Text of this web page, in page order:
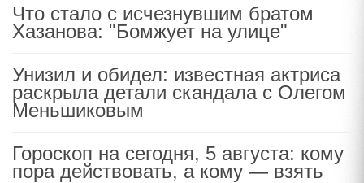
Что стало с исчезнувшим братом
Хазанова: "Бомжует на улице"
Унизил и обидел: известная актриса
раскрыла детали скандала с Олегом
Меньшиковым
Гороскоп на сегодня, 5 августа: кому
пора действовать, а кому — взять